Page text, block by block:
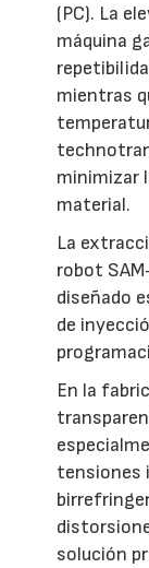
(PC). La
máquina
mientras
minimizar
material.
La
robot
diseñado
de
En la
tensiones
solución